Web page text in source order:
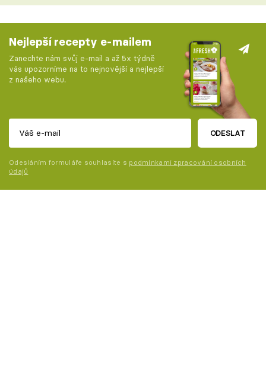
Nejlepší recepty e-mailem
Zanechte nám svůj e-mail a až 5x týdně
vás upozorníme na to nejnovější a nejlepší
z našeho webu.
ODESLAT
Odesláním formuláře souhlasíte s podmínkami zpracování osobních
údajů